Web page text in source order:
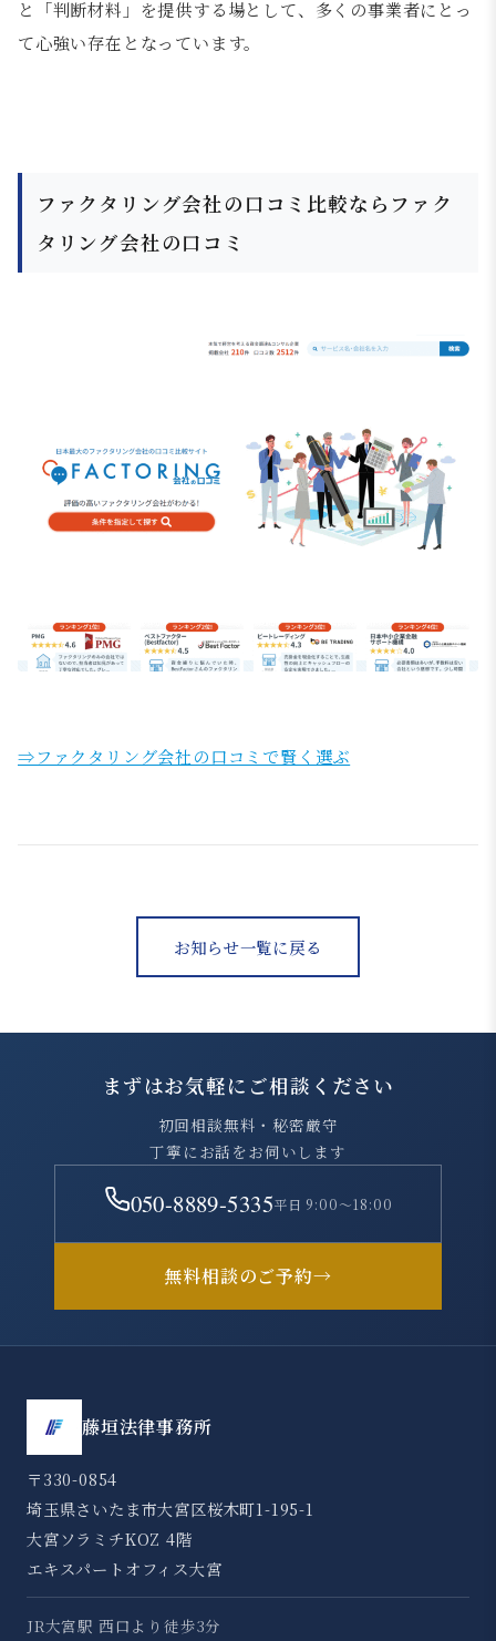
と「判断材料」を提供する場として、多くの事業者にとっ
て心強い存在となっています。
ファクタリング会社の口コミ比較ならファク
タリング会社の口コミ
⇒ファクタリング会社の口コミで賢く選ぶ
お知らせ一覧に戻る
まずはお気軽にご相談ください
初回相談無料・秘密厳守
丁寧にお話をお伺いします
050-8889-5335平日 9:00～18:00
無料相談のご予約→
藤垣法律事務所
〒330-0854
埼玉県さいたま市大宮区桜木町1-195-1
大宮ソラミチKOZ 4階
エキスパートオフィス大宮
JR大宮駅 西口より徒歩3分